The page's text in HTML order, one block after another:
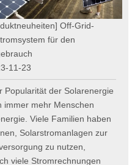
Off-Grid-
für den
11-23
Popularität der Solarenergie
immer mehr Menschen
Viele Familien haben
Solarstromanlagen zur
zu nutzen,
viele Stromrechnungen